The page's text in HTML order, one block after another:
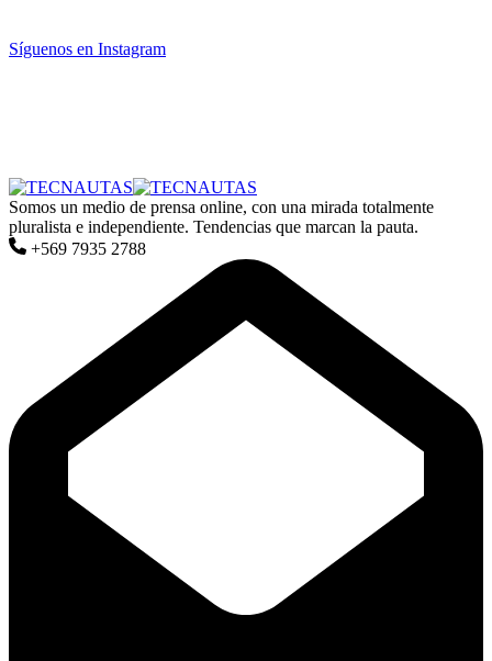
Síguenos en Instagram
Somos un medio de prensa online, con una mirada totalmente
pluralista e independiente. Tendencias que marcan la pauta.
+569 7935 2788